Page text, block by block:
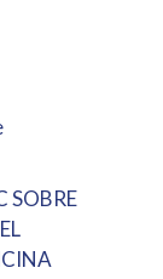
SOBRE